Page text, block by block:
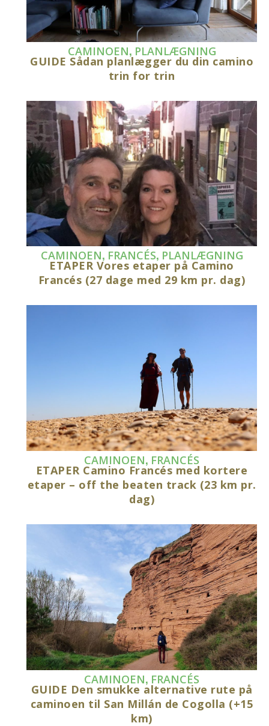
CAMINOEN, PLANLÆGNING
GUIDE Sådan planlægger du din camino
trin for trin
CAMINOEN, FRANCÉS, PLANLÆGNING
ETAPER Vores etaper på Camino
Francés (27 dage med 29 km pr. dag)
CAMINOEN, FRANCÉS
ETAPER Camino Francés med kortere
etaper – off the beaten track (23 km pr.
dag)
CAMINOEN, FRANCÉS
GUIDE Den smukke alternative rute på
caminoen til San Millán de Cogolla (+15
km)